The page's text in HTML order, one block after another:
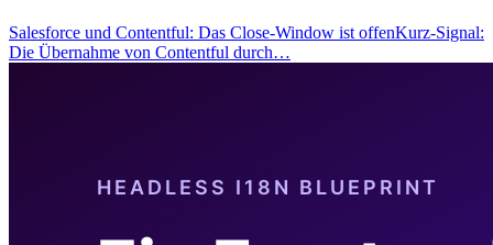
Salesforce und Contentful: Das Close-Window ist offenKurz-Signal:
Die Übernahme von Contentful durch…